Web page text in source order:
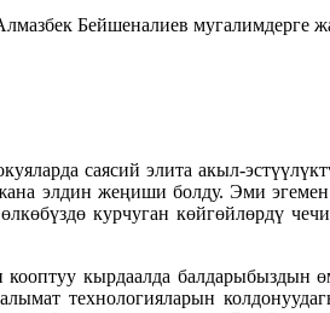
Бейшеналиев мугалимдерге
саясий элита акыл-
элдин жеңиши болду. Эми
курчуган көйгөйлөрдү
кырдаалда балдарыбыздын
технологияларын